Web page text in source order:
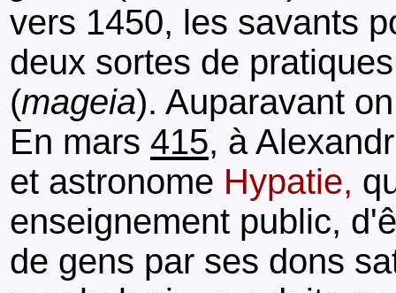
vers 1450, les savants
deux sortes de
(mageia). Auparavant
En mars 415, à
et astronome Hypatie,
enseignement public,
de gens par ses dons